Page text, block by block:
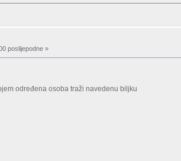
poslijepodne »
određena osoba traži navedenu biljku